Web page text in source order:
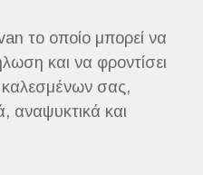
το οποίο μπορεί να
και να φροντίσει
καλεσμένων σας,
αναψυκτικά και